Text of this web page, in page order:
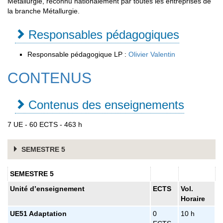
la branche Métallurgie.
Responsables pédagogiques
Responsable pédagogique LP : Olivier Valentin
CONTENUS
Contenus des enseignements
7 UE - 60 ECTS - 463 h
SEMESTRE 5
SEMESTRE 5
Unité d’enseignement
ECTS
Vol.
Horaire
UE51 Adaptation
0
10 h